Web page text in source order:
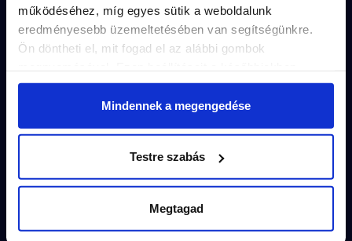
működéséhez, míg egyes sütik a weboldalunk
eredményesebb üzemeltetésében van segítségünkre.
Ön döntheti el, mit fogad el az alábbi gombok
módosíthatja. További részletekről olvashat Adatkezelési
tájékoztatónkban.Mindennek a megengedése
Testre szabás
Megtagad
A feladványok a küldetésizgalmas
történetébe illeszkednek.
A várostitkos részleteirejtik a
megoldásokat.
!